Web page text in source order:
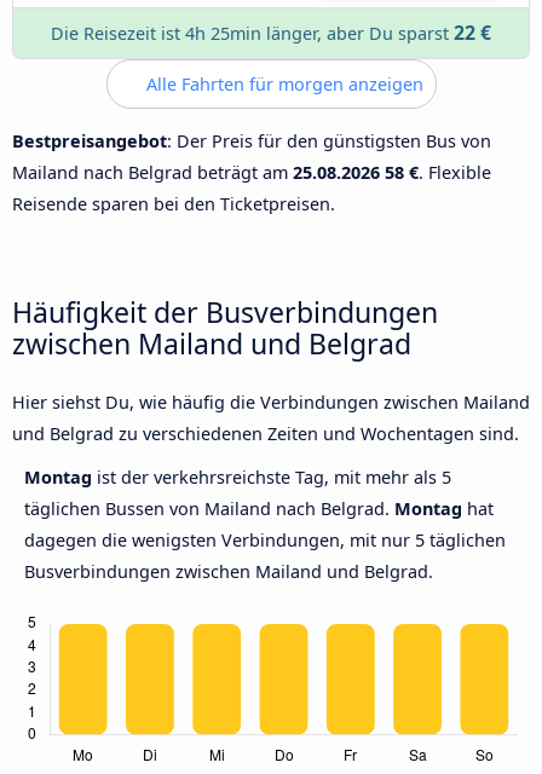
Die Reisezeit ist 4h 25min länger, aber Du sparst 22 €
Alle Fahrten für morgen anzeigen
Bestpreisangebot: Der Preis für den günstigsten Bus von
Mailand nach Belgrad beträgt am 25.08.2026 58 €. Flexible
Reisende sparen bei den Ticketpreisen.
Häufigkeit der Busverbindungen
zwischen Mailand und Belgrad
Hier siehst Du, wie häufig die Verbindungen zwischen Mailand
und Belgrad zu verschiedenen Zeiten und Wochentagen sind.
Montag ist der verkehrsreichste Tag, mit mehr als 5
täglichen Bussen von Mailand nach Belgrad. Montag hat
dagegen die wenigsten Verbindungen, mit nur 5 täglichen
Busverbindungen zwischen Mailand und Belgrad.